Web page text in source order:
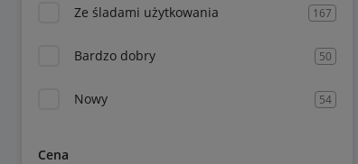
Ze śladami użytkowania 167
Bardzo dobry 50
Nowy 54
Cena